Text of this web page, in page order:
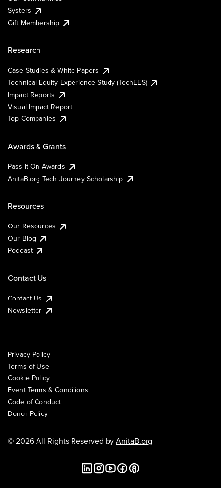
Systers
Gift Membership
Research
Case Studies & White Papers
Technical Equity Experience Study (TechEES)
Impact Reports
Visual Impact Report
Top Companies
Awards & Grants
Pass It On Awards
AnitaB.org Tech Journey Scholarship
Resources
Our Resources
Our Blog
Podcast
Contact Us
Contact Us
Newsletter
Privacy Policy
Terms of Use
Cookie Policy
Event Terms & Conditions
Code of Conduct
Donor Policy
© 2026 All Rights Reserved byAnitaB.org